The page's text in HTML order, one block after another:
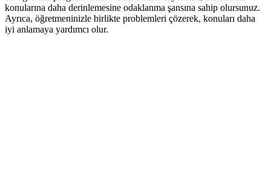
konularına daha derinlemesine odaklanma şansına sahip olursunuz.
Ayrıca, öğretmeninizle birlikte problemleri çözerek, konuları daha
iyi anlamaya yardımcı olur.